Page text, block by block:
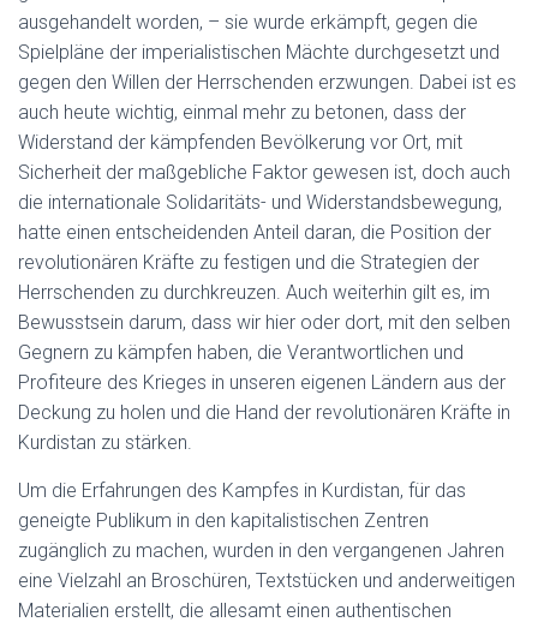
ausgehandelt worden, – sie wurde erkämpft, gegen die
Spielpläne der imperialistischen Mächte durchgesetzt und
gegen den Willen der Herrschenden erzwungen. Dabei ist es
auch heute wichtig, einmal mehr zu betonen, dass der
Widerstand der kämpfenden Bevölkerung vor Ort, mit
Sicherheit der maßgebliche Faktor gewesen ist, doch auch
die internationale Solidaritäts- und Widerstandsbewegung,
hatte einen entscheidenden Anteil daran, die Position der
revolutionären Kräfte zu festigen und die Strategien der
Herrschenden zu durchkreuzen. Auch weiterhin gilt es, im
Bewusstsein darum, dass wir hier oder dort, mit den selben
Gegnern zu kämpfen haben, die Verantwortlichen und
Profiteure des Krieges in unseren eigenen Ländern aus der
Deckung zu holen und die Hand der revolutionären Kräfte in
Kurdistan zu stärken.
Um die Erfahrungen des Kampfes in Kurdistan, für das
geneigte Publikum in den kapitalistischen Zentren
zugänglich zu machen, wurden in den vergangenen Jahren
eine Vielzahl an Broschüren, Textstücken und anderweitigen
Materialien erstellt, die allesamt einen authentischen